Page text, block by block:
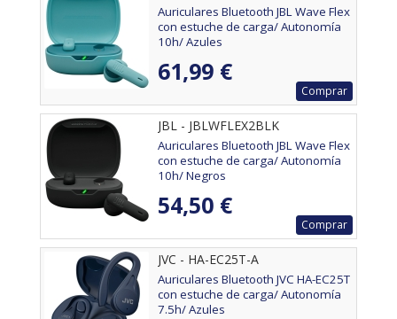
Auriculares Bluetooth JBL Wave Flex
con estuche de carga/ Autonomía
10h/ Azules
61,99 €
Comprar
JBL - JBLWFLEX2BLK
Auriculares Bluetooth JBL Wave Flex
con estuche de carga/ Autonomía
10h/ Negros
54,50 €
Comprar
JVC - HA-EC25T-A
Auriculares Bluetooth JVC HA-EC25T
con estuche de carga/ Autonomía
7.5h/ Azules